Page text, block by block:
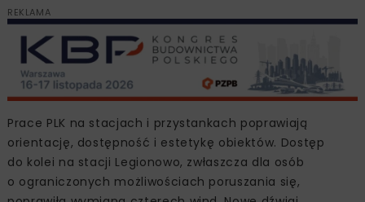
REKLAMA
Prace PLK na stacjach i przystankach poprawiają
orientację, dostępność i estetykę obiektów. Dostęp
do kolei na stacji Legionowo, zwłaszcza dla osób
o ograniczonych możliwościach poruszania się,